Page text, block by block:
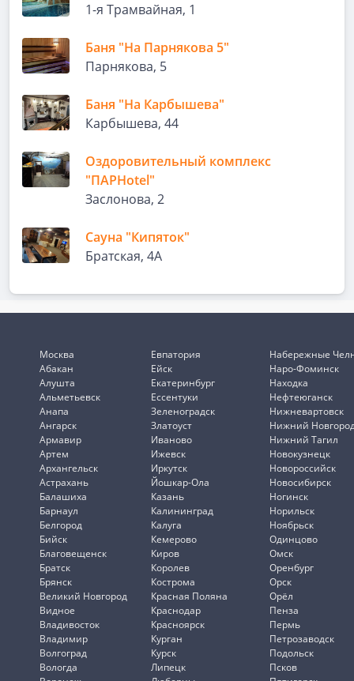
1-я Трамвайная, 1
Баня "На Парнякова 5"
Парнякова, 5
Баня "На Карбышева"
Карбышева, 44
Оздоровительный комплекс
"ПАРHotel"
Заслонова, 2
Сауна "Кипяток"
Братская, 4А
Москва
Абакан
Алушта
Альметьевск
Анапа
Ангарск
Армавир
Артем
Архангельск
Астрахань
Балашиха
Барнаул
Белгород
Бийск
Благовещенск
Братск
Брянск
Великий Новгород
Видное
Владивосток
Владимир
Волгоград
Вологда
Евпатория
Ейск
Екатеринбург
Ессентуки
Зеленоградск
Златоуст
Иваново
Ижевск
Иркутск
Йошкар-Ола
Казань
Калининград
Калуга
Кемерово
Киров
Королев
Кострома
Красная Поляна
Краснодар
Красноярск
Курган
Курск
Липецк
Набережные
Наро-Фоминск
Находка
Нефтеюганск
Нижневартовск
Нижний
Нижний Тагил
Новокузнецк
Новороссийск
Новосибирск
Ногинск
Норильск
Ноябрьск
Одинцово
Омск
Оренбург
Орск
Орёл
Пенза
Пермь
Петрозаводск
Подольск
Псков